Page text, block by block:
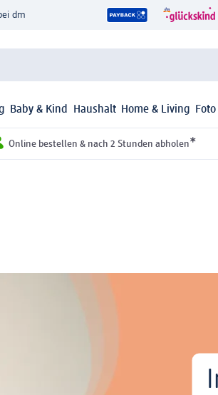
dm
Baby & Kind Haushalt Home & Living Foto
Online bestellen & nach 2 Stunden abholen*